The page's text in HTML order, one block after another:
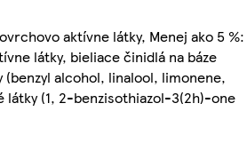
aktívne látky, Menej ako 5 %:
látky, bieliace činidlá na báze
(benzyl alcohol, linalool, limonene,
látky (1, 2-benzisothiazol-3(2h)-one